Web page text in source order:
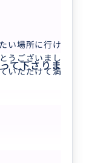
て下さりま
い場所に行け
うございまし
いただけて満